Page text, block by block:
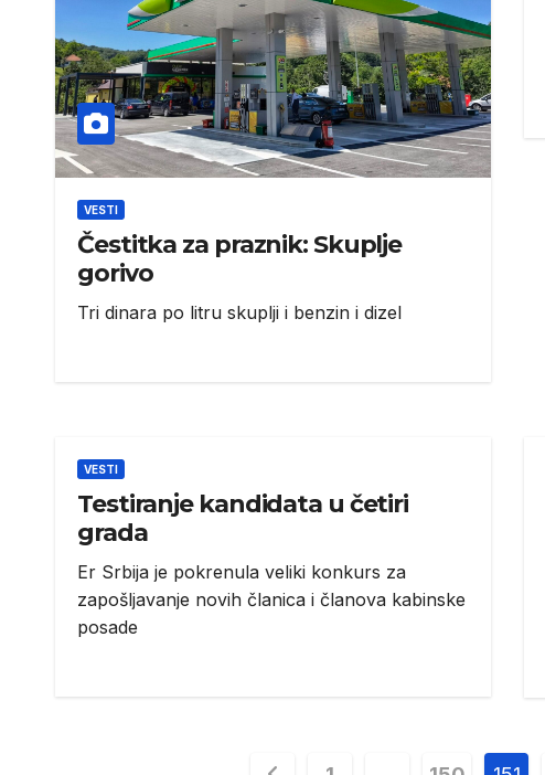
VESTI
Čestitka za praznik: Skuplje
gorivo
Tri dinara po litru skuplji i benzin i dizel
VESTI
Testiranje kandidata u četiri
grada
Er Srbija je pokrenula veliki konkurs za
zapošljavanje novih članica i članova kabinske
posade